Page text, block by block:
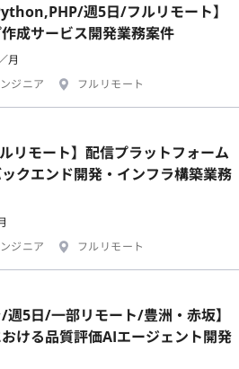
週5日/フルリモート】
成サービス開発業務案件
月
ジニア
フルリモート
リモート】配信プラットフォーム
クエンド開発・インフラ構築業務
ジニア
フルリモート
/週5日/一部リモート/豊洲・赤坂】
ける品質評価AIエージェント開発